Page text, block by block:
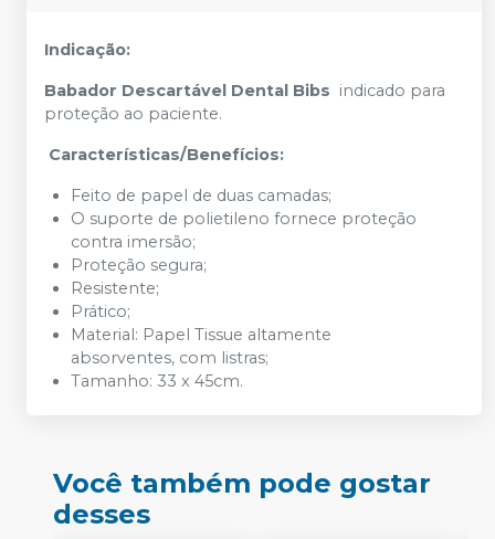
Indicação:
Babador Descartável Dental Bibs indicado para
proteção ao paciente.
Características/Benefícios:
Feito de papel de duas camadas;
O suporte de polietileno fornece proteção
contra imersão;
Proteção segura;
Resistente;
Prático;
Material: Papel Tissue altamente
absorventes, com listras;
Tamanho: 33 x 45cm.
Você também pode gostar
desses